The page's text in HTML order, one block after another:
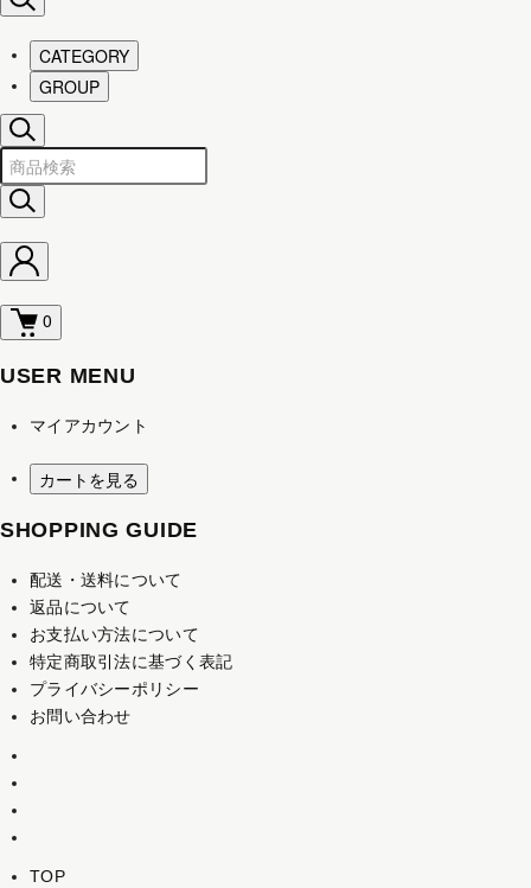
CATEGORY
GROUP
0
USER MENU
マイアカウント
カートを見る
SHOPPING GUIDE
配送・送料について
返品について
お支払い方法について
特定商取引法に基づく表記
プライバシーポリシー
お問い合わせ
TOP